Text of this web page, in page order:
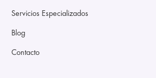
Servicios Especializados
Blog
Contacto